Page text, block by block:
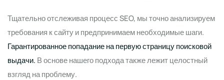
Тщательно отслеживая процесс SEO, мы точно анализируем
требования к сайту и предпринимаем необходимые шаги.
Гарантированное попадание на первую страницу поисковой
выдачи. В основе нашего подхода также лежит целостный
взгляд на проблему.